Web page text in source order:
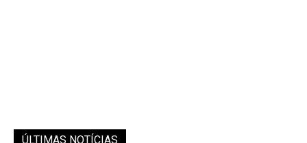
ÚLTIMAS NOTÍCIAS